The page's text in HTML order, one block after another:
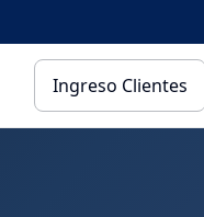
Ingreso Clientes